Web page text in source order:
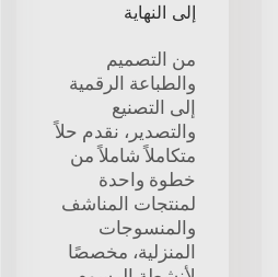
إلى النهاية
من التصميم
والطباعة الرقمية
إلى التصنيع
والتصدير، نقدم حلاً
متكاملاً شاملاً من
خطوة واحدة
لمنتجات المناشف
والمنسوجات
المنزلية، مخصصًا